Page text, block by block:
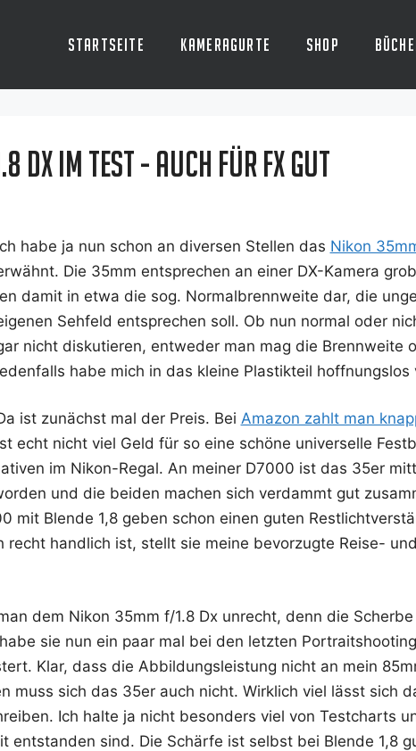
Startseite Kameragurte Shop
DX im Test - auch für FX gut
habe ja nun schon an diver­sen Stel­len das Nikon
Die 35mm ent­spre­chen an einer DX-Kame­ra
damit in etwa die sog. Nor­mal­brenn­wei­te dar, die
Seh­feld ent­spre­chen soll. Ob nun nor­mal oder
nicht dis­ku­tie­ren, ent­we­der man mag die Brenn­wei­te
habe mich in das klei­ne Plas­tik­teil hoff­nungs­los
ist zunächst mal der Preis. Bei Ama­zon zahlt man
echt nicht viel Geld für so eine schö­ne uni­ver­sel­le
im Nikon-Regal. An mei­ner D7000 ist das 35er
und die bei­den machen sich ver­dammt gut
mit Blen­de 1,8 geben schon einen guten
recht hand­lich ist, stellt sie mei­ne bevor­zug­te Rei­se-
dem Nikon 35mm f/1.8 Dx unrecht, denn die
sie nun ein paar mal bei den letz­ten
Klar, dass die Abbil­dungs­leis­tung nicht an mein
muss sich das 35er auch nicht. Wirk­lich viel lässt sich
Ich hal­te ja nicht beson­ders viel von Test­charts
ent­stan­den sind. Die Schär­fe ist selbst bei Blen­de 1,8